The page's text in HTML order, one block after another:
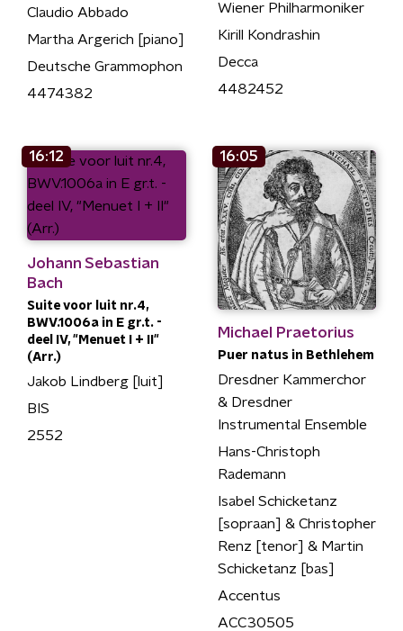
Claudio Abbado
Martha Argerich [piano]
Deutsche Grammophon
4474382
Wiener Philharmoniker
Kirill Kondrashin
Decca
4482452
16:12
Johann Sebastian
Bach
Suite voor luit nr.4,
BWV.1006a in E gr.t. -
deel IV, "Menuet I + II"
(Arr.)
Jakob Lindberg [luit]
BIS
2552
16:05
Michael Praetorius
Puer natus in Bethlehem
Dresdner Kammerchor
& Dresdner
Instrumental Ensemble
Hans-Christoph
Rademann
Isabel Schicketanz
[sopraan] & Christopher
Renz [tenor] & Martin
Schicketanz [bas]
Accentus
ACC30505